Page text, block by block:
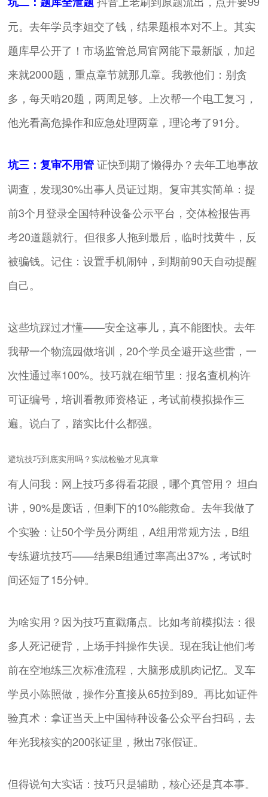
元。去年学员李姐交了钱，结果题根本对不上。其实
题库早公开了！市场监管总局官网能下最新版，加起
来就2000题，重点章节就那几章。我教他们：别贪
多，每天啃20题，两周足够。上次帮一个电工复习，
他光看高危操作和应急处理两章，理论考了91分。
坑三：复审不用管证快到期了懒得办？去年工地事故
调查，发现30%出事人员证过期。复审其实简单：提
前3个月登录全国特种设备公示平台，交体检报告再
考20道题就行。但很多人拖到最后，临时找黄牛，反
被骗钱。记住：设置手机闹钟，到期前90天自动提醒
自己。
这些坑踩过才懂——安全这事儿，真不能图快。去年
我帮一个物流园做培训，20个学员全避开这些雷，一
次性通过率100%。技巧就在细节里：报名查机构许
可证编号，培训看教师资格证，考试前模拟操作三
遍。说白了，踏实比什么都强。
避坑技巧到底实用吗？实战检验才见真章
有人问我：网上技巧多得看花眼，哪个真管用？ 坦白
讲，90%是废话，但剩下的10%能救命。去年我做了
个实验：让50个学员分两组，A组用常规方法，B组
专练避坑技巧——结果B组通过率高出37%，考试时
间还短了15分钟。
为啥实用？因为技巧直戳痛点。比如考前模拟法：很
多人死记硬背，上场手抖操作失误。现在我让他们考
前在空地练三次标准流程，大脑形成肌肉记忆。叉车
学员小陈照做，操作分直接从65拉到89。再比如证件
验真术：拿证当天上中国特种设备公众平台扫码，去
年光我核实的200张证里，揪出7张假证。
但得说句大实话：技巧只是辅助，核心还是真本事。